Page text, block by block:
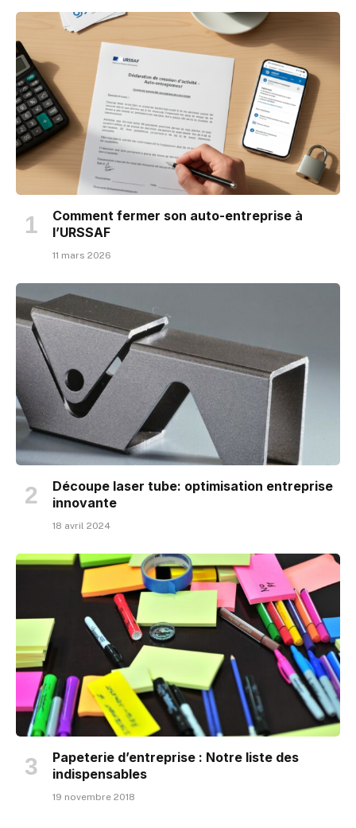
Comment fermer son auto-entreprise à
l’URSSAF
11 mars 2026
Découpe laser tube: optimisation entreprise
innovante
18 avril 2024
Papeterie d’entreprise : Notre liste des
indispensables
19 novembre 2018